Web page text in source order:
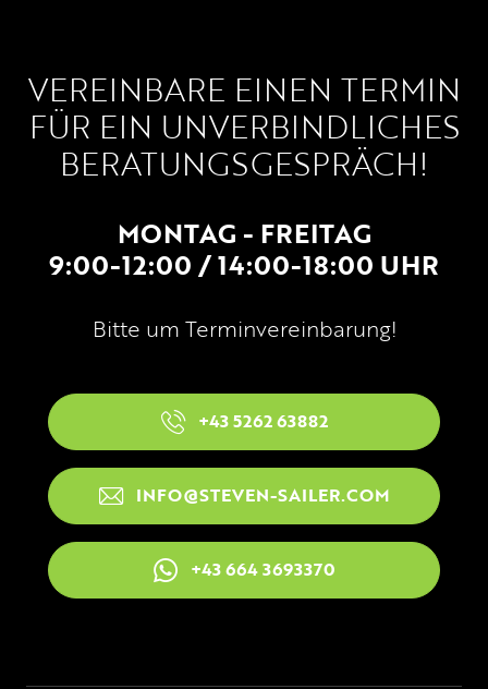
VEREINBARE EINEN TERMIN
FÜR EIN UNVERBINDLICHES
BERATUNGSGESPRÄCH!
MONTAG - FREITAG
9:00-12:00 / 14:00-18:00 UHR
Bitte um Terminvereinbarung!
+43 5262 63882
INFO@STEVEN-SAILER.COM
+43 664 3693370